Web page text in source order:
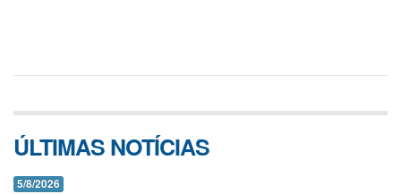
ÚLTIMAS NOTÍCIAS
5/8/2026